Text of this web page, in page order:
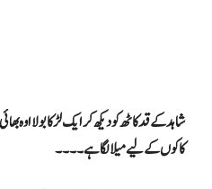
شاہد کے قد کاٹھ کو دیکھ کر ایک لڑکا بولا اوہ
کاکوں کے لیے میلا لگا ہے۔۔۔۔